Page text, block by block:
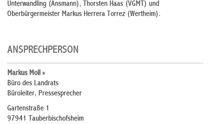
Unterwandling (Ansmann), Thorsten Haas (VGMT) und
Oberbürgermeister Markus Herrera Torrez (Wertheim).
ANSPRECHPERSON
Markus Moll »
Büro des Landrats
Büroleiter, Pressesprecher
Gartenstraße 1
97941 Tauberbischofsheim